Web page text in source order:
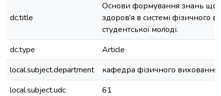
dc.title
Основи формування знань
здоров’я в системі фізичного
студентської молоді.
dc.type
Article
local.subject.department
кафедра фізичного виховання
local.subject.udc
61